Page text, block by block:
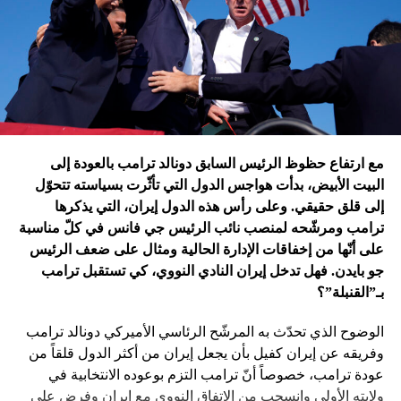
يضغط على إسرائيل لوقف الحرب
في غزة
إدارة بايدن ونهاية منظومة.. وانتقام نتنياهو
فتح باباً كبيراً على تحوّلات جذرية في السياسة الأميركية وتعاطي
إسرائيل معها، أبرزها:
مع ارتفاع حظوظ الرئيس السابق دونالد ترامب بالعودة إلى
البيت الأبيض، بدأت هواجس الدول التي تأثّرت بسياسته تتحوّل
إلى قلق حقيقي. وعلى رأس هذه الدول إيران، التي يذكرها
ترامب ومرشّحه لمنصب نائب الرئيس جي فانس في كلّ مناسبة
على أنّها من إخفاقات الإدارة الحالية ومثال على ضعف الرئيس
جو بايدن. فهل تدخل إيران النادي النووي، كي تستقبل ترامب
بـ”القنبلة”؟
الوضوح الذي تحدّث به المرشّح الرئاسي الأميركي دونالد ترامب
وفريقه عن إيران كفيل بأن يجعل إيران من أكثر الدول قلقاً من
عودة ترامب، خصوصاً أنّ ترامب التزم بوعوده الانتخابية في
ولايته الأولى وانسحب من الاتفاق النووي مع إيران وفرض على